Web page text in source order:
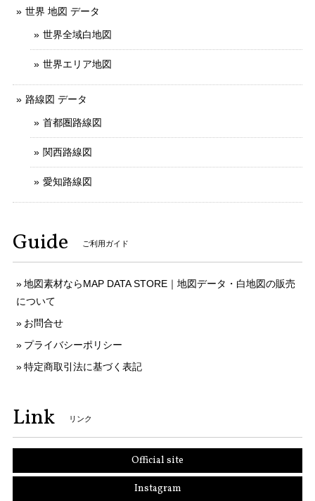
世界 地図 データ
世界全域白地図
世界エリア地図
路線図 データ
首都圏路線図
関西路線図
愛知路線図
Guide ご利用ガイド
地図素材ならMAP DATA STORE｜地図データ・白地図の販売
について
お問合せ
プライバシーポリシー
特定商取引法に基づく表記
Link リンク
Official site
Instagram